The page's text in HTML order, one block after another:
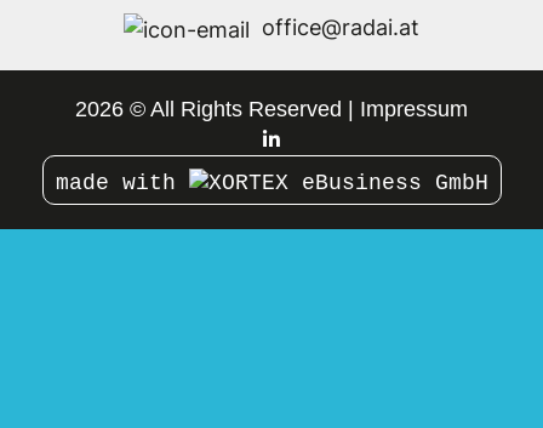
office@radai.at
2026 © All Rights Reserved Impressum
made with